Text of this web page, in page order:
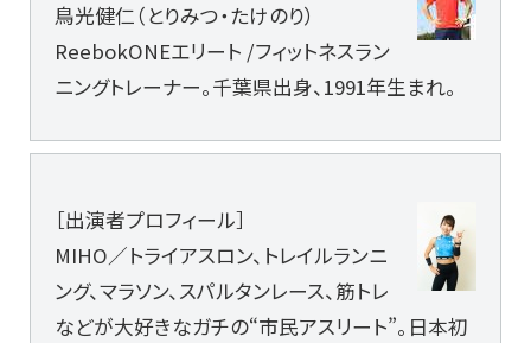
鳥光健仁（とりみつ・たけのり）
ReebokONEエリート /フィットネスラン
ニングトレーナー。千葉県出身、1991年生まれ。
［出演者プロフィール］
MIHO／トライアスロン、トレイルランニ
ング、マラソン、スパルタンレース、筋トレ
などが大好きなガチの“市民アスリート”。日本初